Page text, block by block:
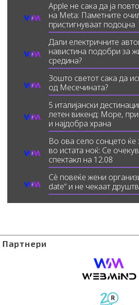
Apple не сака да ја
на Meta: Паметните
пристигнуваат подоцна
Дали електричните
навистина подобри за
средина?
Зошто светот сака да
од Месечината?
5 италијански
летен викенд: Море,
и најдобра храна
Во ова село сонцето ќе
во истата ноќ: Се
спектакл на 12.08
Сè повеќе жени
date“ и не чекаат
Партнери